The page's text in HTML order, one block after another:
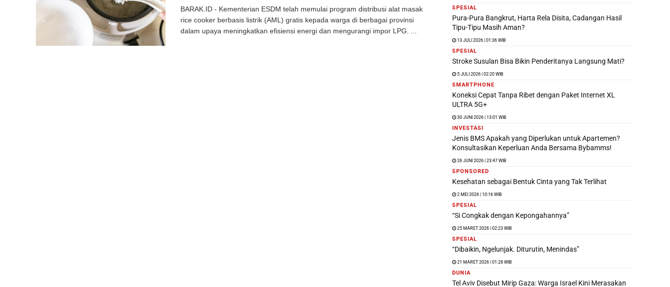
BARAK.ID - Kementerian ESDM telah memulai program distribusi alat masak
rice cooker berbasis listrik (AML) gratis kepada warga di berbagai provinsi
dalam upaya meningkatkan efisiensi energi dan mengurangi impor LPG. ...
SPESIAL
Pura-Pura Bangkrut, Harta Rela Disita, Cadangan Hasil
Tipu-Tipu Masih Aman?
13 JULI 2026 | 01:36 WIB
SPESIAL
Stroke Susulan Bisa Bikin Penderitanya Langsung Mati?
5 JULI 2026 | 02:20 WIB
SMARTPHONE
Koneksi Cepat Tanpa Ribet dengan Paket Internet XL
ULTRA 5G+
30 JUNI 2026 | 13:01 WIB
INVESTASI
Jenis BMS Apakah yang Diperlukan untuk Apartemen?
Konsultasikan Keperluan Anda Bersama Bybamms!
26 JUNI 2026 | 23:47 WIB
SPONSORED
Kesehatan sebagai Bentuk Cinta yang Tak Terlihat
2 MEI 2026 | 10:16 WIB
SPESIAL
“Si Congkak dengan Kepongahannya”
25 MARET 2026 | 02:23 WIB
SPESIAL
“Dibaikin, Ngelunjak. Diturutin, Menindas”
21 MARET 2026 | 01:28 WIB
DUNIA
Tel Aviv Disebut Mirip Gaza: Warga Israel Kini Merasakan